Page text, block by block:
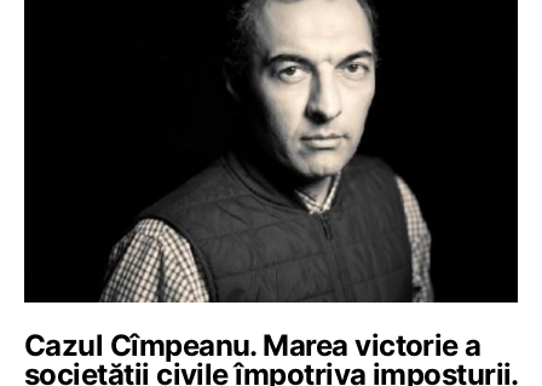
Cazul Cîmpeanu. Marea victorie a
societății civile împotriva imposturii.